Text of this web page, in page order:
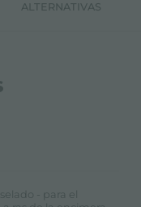
ALTERNATIVAS
- para el